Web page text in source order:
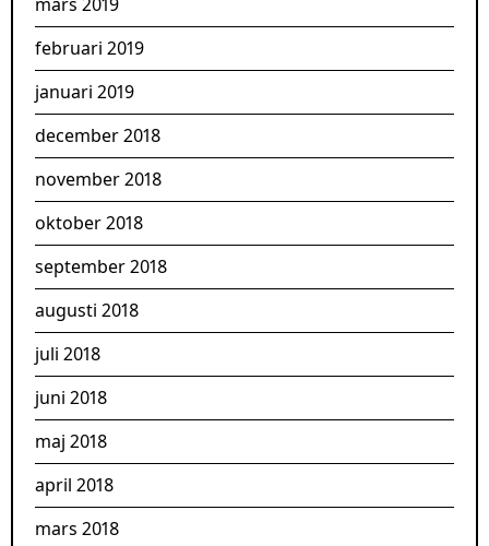
februari 2019
januari 2019
december 2018
november 2018
oktober 2018
september 2018
augusti 2018
juli 2018
juni 2018
maj 2018
april 2018
mars 2018